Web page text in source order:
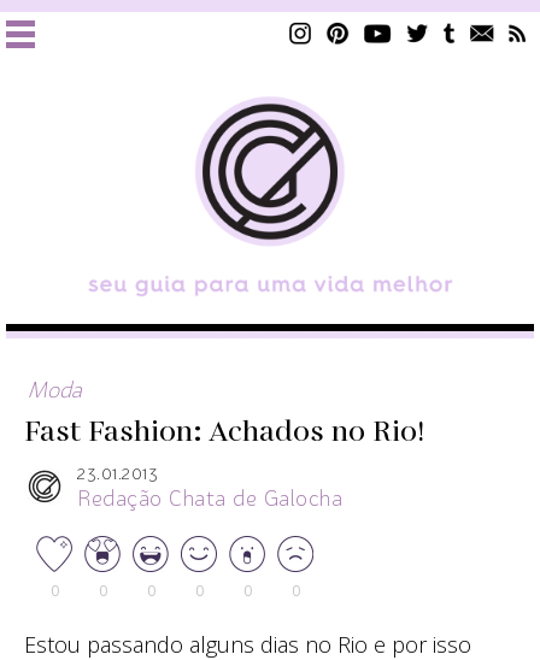
Moda
Fast Fashion: Achados no Rio!
23.01.2013
Redação Chata de Galocha
0 0 0 0 0 0
Estou passando alguns dias no Rio e por isso